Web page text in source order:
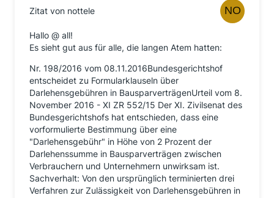
Zitat von nottele
Hallo @ all!
Es sieht gut aus für alle, die langen Atem hatten:
Nr. 198/2016 vom 08.11.2016Bundesgerichtshof
entscheidet zu Formularklauseln über
Darlehensgebühren in BausparverträgenUrteil vom 8.
November 2016 - XI ZR 552/15 Der XI. Zivilsenat des
Bundesgerichtshofs hat entschieden, dass eine
vorformulierte Bestimmung über eine
"Darlehensgebühr" in Höhe von 2 Prozent der
Darlehenssumme in Bausparverträgen zwischen
Verbrauchern und Unternehmern unwirksam ist.
Sachverhalt: Von den ursprünglich terminierten drei
Verfahren zur Zulässigkeit von Darlehensgebühren in